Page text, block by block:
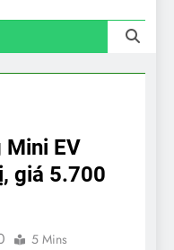
Mini EV
giá 5.700
5 Mins